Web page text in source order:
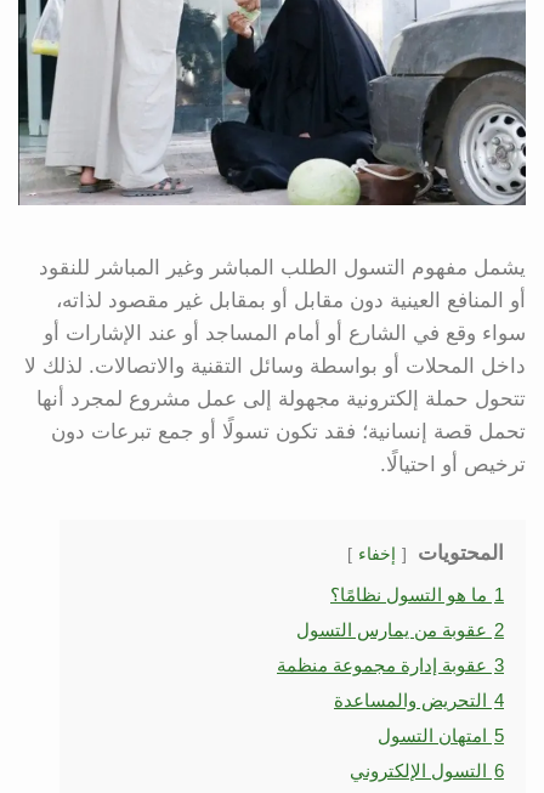
يشمل مفهوم التسول الطلب المباشر وغير المباشر للنقود
أو المنافع العينية دون مقابل أو بمقابل غير مقصود لذاته،
سواء وقع في الشارع أو أمام المساجد أو عند الإشارات أو
داخل المحلات أو بواسطة وسائل التقنية والاتصالات. لذلك لا
تتحول حملة إلكترونية مجهولة إلى عمل مشروع لمجرد أنها
تحمل قصة إنسانية؛ فقد تكون تسولًا أو جمع تبرعات دون
ترخيص أو احتيالًا.
المحتويات إخفاء
1 ما هو التسول نظامًا؟
2 عقوبة من يمارس التسول
3 عقوبة إدارة مجموعة منظمة
4 التحريض والمساعدة
5 امتهان التسول
6 التسول الإلكتروني